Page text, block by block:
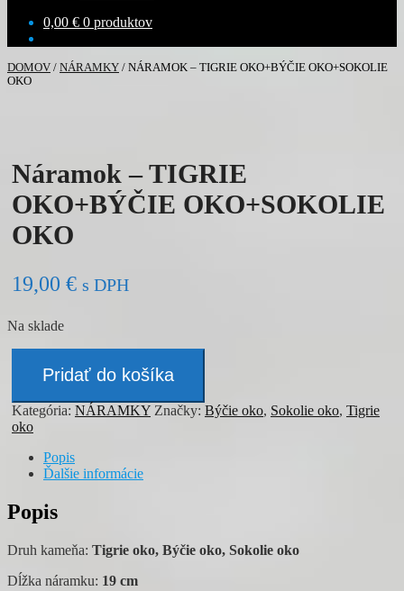
0,00 € 0 produktov
DOMOV / NÁRAMKY / NÁRAMOK – TIGRIE OKO+BÝČIE OKO+SOKOLIE
OKO
Náramok – TIGRIE
OKO+BÝČIE OKO+SOKOLIE
OKO
19,00 € s DPH
Na sklade
Náramok
TIGRIE
OKO+BÝČIE
OKO+SOKOLIE
OKO
Pridať do košíka
Kategória: NÁRAMKY Značky: Býčie oko, Sokolie oko, Tigrie
oko
Popis
Ďalšie informácie
Popis
Druh kameňa: Tigrie oko, Býčie oko, Sokolie oko
Dĺžka náramku: 19 cm